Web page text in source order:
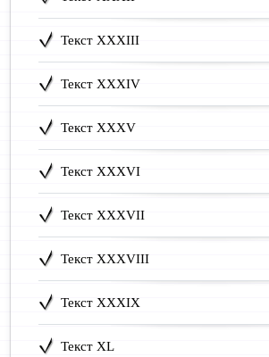
Текст XXXIII
Текст XXXIV
Текст XXXV
Текст XXXVI
Текст XXXVII
Текст XXXVIII
Текст XXXIX
Текст XL